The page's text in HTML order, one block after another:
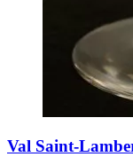
Val Saint-